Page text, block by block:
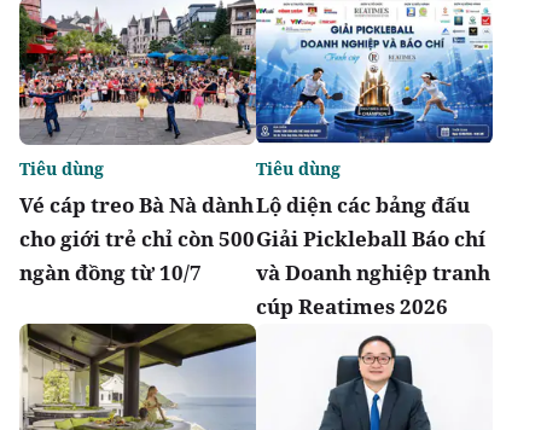
Vé cáp treo Bà Nà dành
cho giới trẻ chỉ còn 500
ngàn đồng từ 10/7
Tiêu dùng
Lộ diện các bảng đấu
Giải Pickleball Báo chí
và Doanh nghiệp tranh
cúp Reatimes 2026
Tiêu dùng